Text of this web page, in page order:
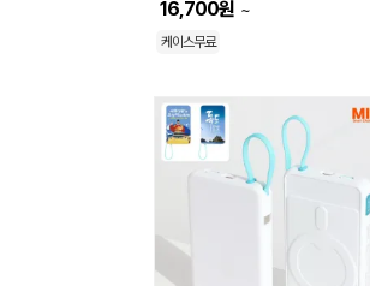
16,700원 ~
케이스무료